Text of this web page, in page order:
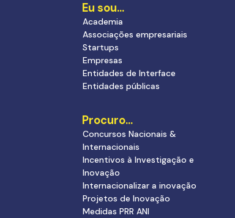
Eu sou…
Academia
Associações empresariais
Startups
Empresas
Entidades de Interface
Entidades públicas
Procuro…
Concursos Nacionais &
Internacionais
Incentivos à Investigação e
Inovação
Internacionalizar a inovação
Projetos de Inovação
Medidas PRR ANI